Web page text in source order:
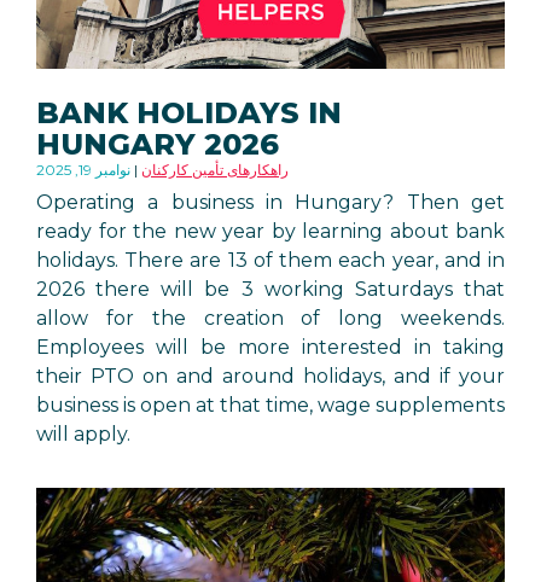
BANK HOLIDAYS IN
HUNGARY 2026
نوامبر 19, 2025 راهکارهای تأمین کارکنان
Operating a business in Hungary? Then get
ready for the new year by learning about bank
holidays. There are 13 of them each year, and in
2026 there will be 3 working Saturdays that
allow for the creation of long weekends.
Employees will be more interested in taking
their PTO on and around holidays, and if your
business is open at that time, wage supplements
will apply.